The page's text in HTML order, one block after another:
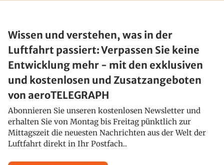
Wissen und verstehen, was in der
Luftfahrt passiert: Verpassen Sie keine
Entwicklung mehr - mit den exklusiven
und kostenlosen und Zusatzangeboten
von aeroTELEGRAPH
Abonnieren Sie unseren kostenlosen Newsletter und
erhalten Sie von Montag bis Freitag pünktlich zur
Mittagszeit die neuesten Nachrichten aus der Welt der
Luftfahrt direkt in Ihr Postfach..